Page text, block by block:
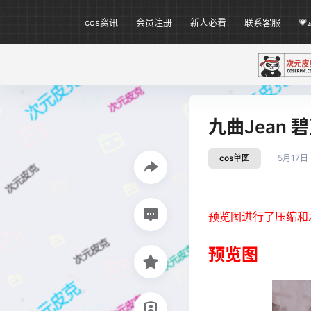
cos资讯 会员注册 新人必看 联系客服 💗
九曲Jean
cos单图 5月17日
预览图进行了压缩
预览图